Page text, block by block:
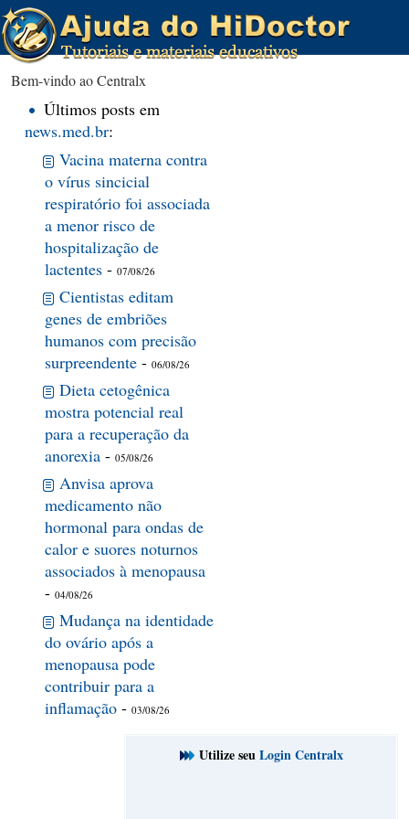
Bem-vindo ao Centralx
Últimos posts em
news.med.br:
Vacina materna contra
o vírus sincicial
respiratório foi associada
a menor risco de
hospitalização de
lactentes - 07/08/26
Cientistas editam
genes de embriões
humanos com precisão
surpreendente - 06/08/26
Dieta cetogênica
mostra potencial real
para a recuperação da
anorexia - 05/08/26
Anvisa aprova
medicamento não
hormonal para ondas de
calor e suores noturnos
associados à menopausa
- 04/08/26
Mudança na identidade
do ovário após a
menopausa pode
contribuir para a
inflamação - 03/08/26
Utilize seuLogin Centralx